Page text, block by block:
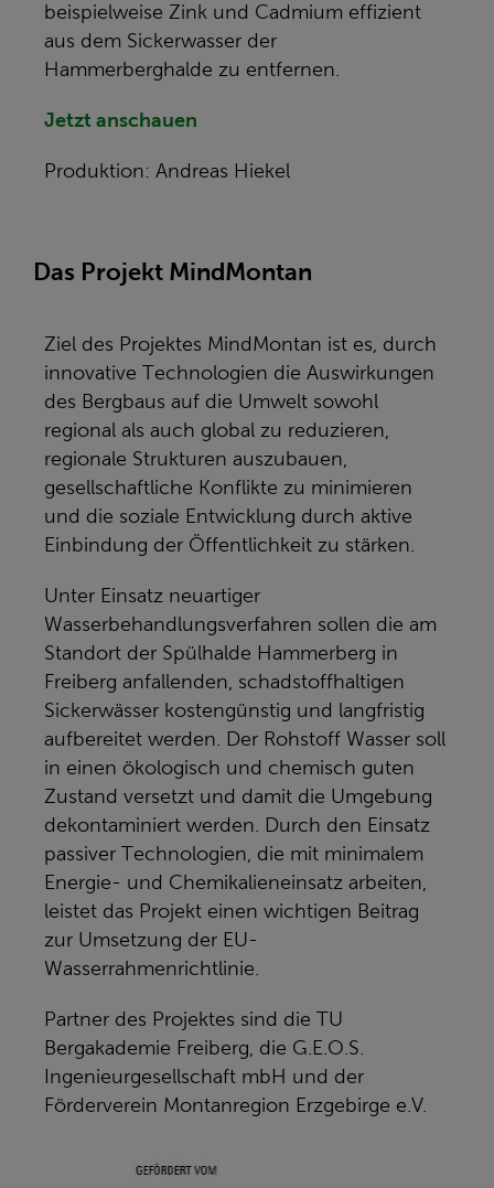
beispielweise Zink und Cadmium effizient
aus dem Sickerwasser der
Hammerberghalde zu entfernen.
Jetzt anschauen
Produktion: Andreas Hiekel
Das Projekt MindMontan
Ziel des Projektes MindMontan ist es, durch
innovative Technologien die Auswirkungen
des Bergbaus auf die Umwelt sowohl
regional als auch global zu reduzieren,
regionale Strukturen auszubauen,
gesellschaftliche Konflikte zu minimieren
und die soziale Entwicklung durch aktive
Einbindung der Öffentlichkeit zu stärken.
Unter Einsatz neuartiger
Wasserbehandlungsverfahren sollen die am
Standort der Spülhalde Hammerberg in
Freiberg anfallenden, schadstoffhaltigen
Sickerwässer kostengünstig und langfristig
aufbereitet werden. Der Rohstoff Wasser soll
in einen ökologisch und chemisch guten
Zustand versetzt und damit die Umgebung
dekontaminiert werden. Durch den Einsatz
passiver Technologien, die mit minimalem
Energie- und Chemikalieneinsatz arbeiten,
leistet das Projekt einen wichtigen Beitrag
zur Umsetzung der EU-
Wasserrahmenrichtlinie.
Partner des Projektes sind die TU
Bergakademie Freiberg, die G.E.O.S.
Ingenieurgesellschaft mbH und der
Förderverein Montanregion Erzgebirge e.V.